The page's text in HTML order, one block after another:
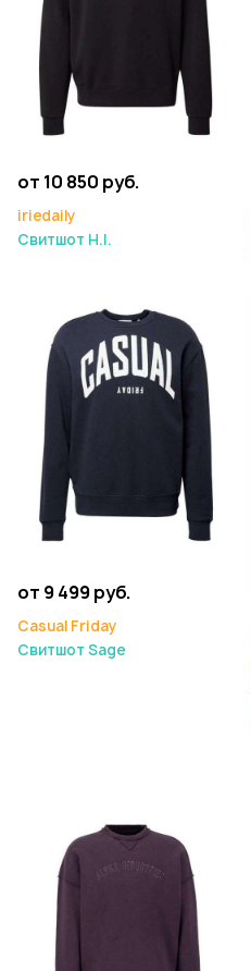
от 10 850 руб.
iriedaily
Свитшот H.I.
от 9 499 руб.
Casual Friday
Свитшот Sage